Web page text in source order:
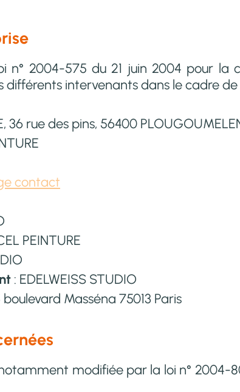
n° 2004-575 du 21 juin 2004 pour la
différents intervenants dans le cadre de
36 rue des pins, 56400
contact
PEINTURE
: EDELWEISS STUDIO
Masséna 75013 Paris
notamment modifiée par la loi n°